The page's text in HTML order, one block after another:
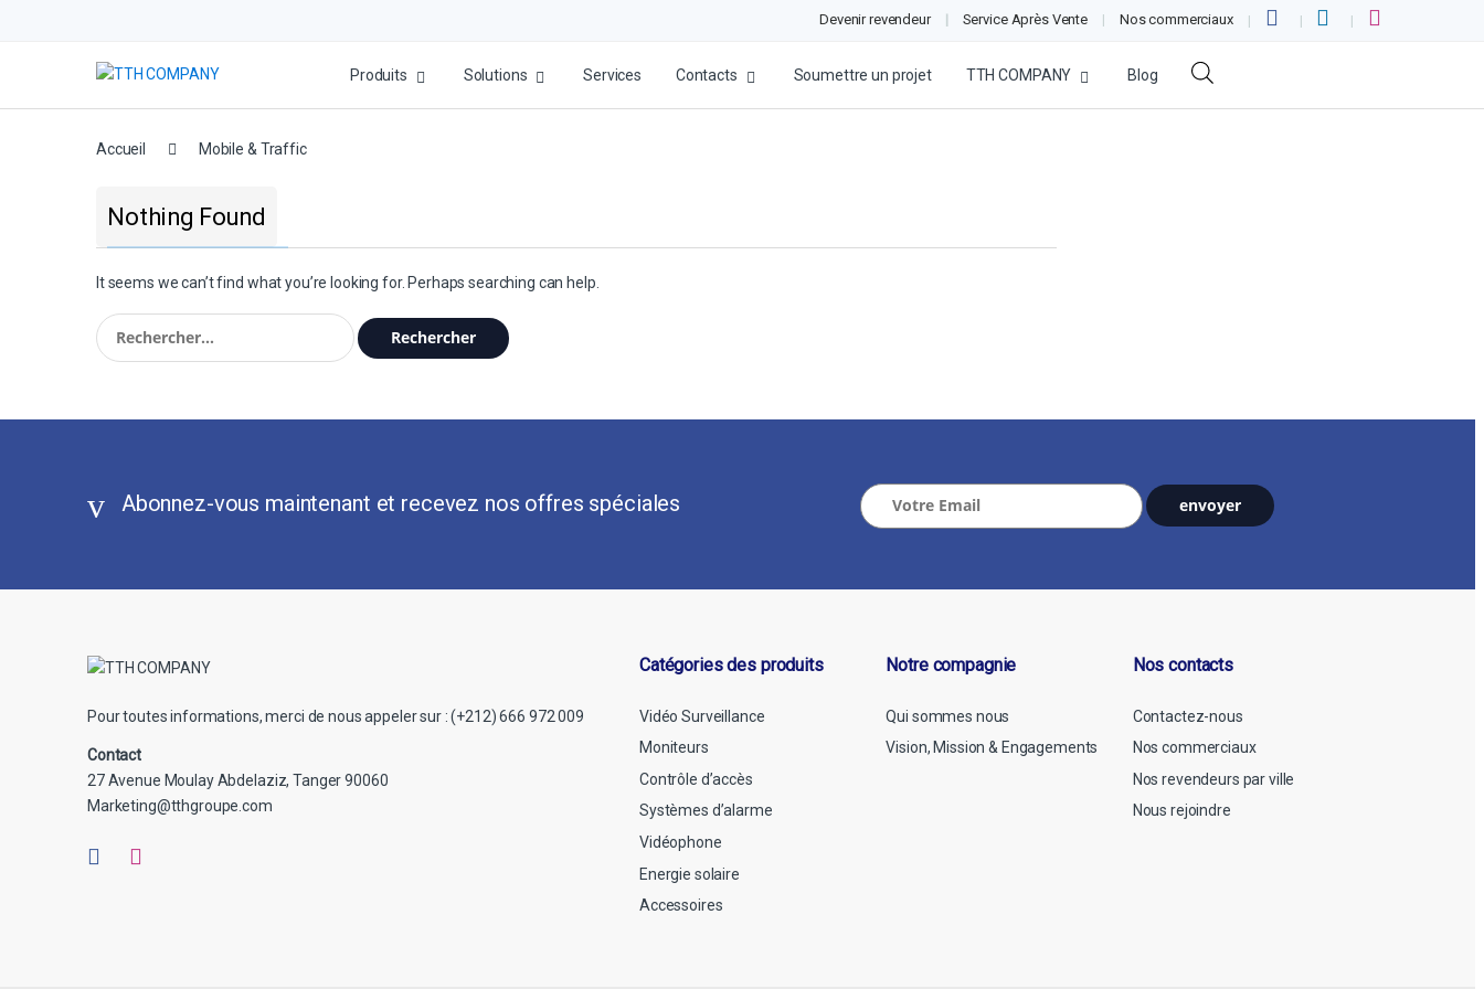
Devenir revendeur Service Après Vente Nos commerciaux
Produits Solutions Services Contacts Soumettre un projet TTH COMPANY Blog
Accueil Mobile & Traffic
Nothing Found
It seems we can’t find what you’re looking for. Perhaps searching can help.
Rechercher :
Abonnez-vous maintenant et recevez nos offres spéciales
Pour toutes informations, merci de nous appeler sur : (+212) 666 972 009
Contact
27 Avenue Moulay Abdelaziz, Tanger 90060
Marketing@tthgroupe.com
Catégories des produits
Vidéo Surveillance
Moniteurs
Contrôle d’accès
Systèmes d’alarme
Vidéophone
Energie solaire
Accessoires
Notre compagnie
Qui sommes nous
Vision, Mission & Engagements
Nos contacts
Contactez-nous
Nos commerciaux
Nos revendeurs par ville
Nous rejoindre